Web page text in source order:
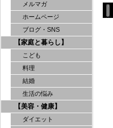
メルマガ
ホームページ
ブログ・SNS
【家庭と暮らし】
こども
料理
結婚
生活の悩み
【美容・健康】
ダイエット